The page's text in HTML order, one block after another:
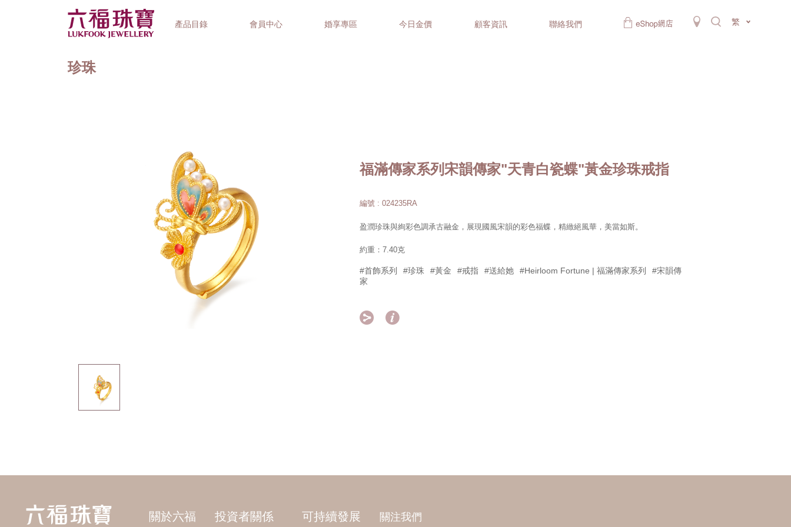
產品目錄 會員中心 婚享專區 今日金價 顧客資訊 聯絡我們 繁
珍珠
福滿傳家系列宋韻傳家"天青白瓷蝶"黃金珍珠戒指
編號 : 024235RA
盈潤珍珠與絢彩色調承古融金，展現國風宋韻的彩色福蝶，精緻絕風華，美當如斯。
約重：7.40克
#首飾系列 #珍珠 #黃金 #戒指 #送給她 #Heirloom Fortune | 福滿傳家系列
#宋韻傳
家
 
關於六福 投資者關係 可持續發展 關注我們